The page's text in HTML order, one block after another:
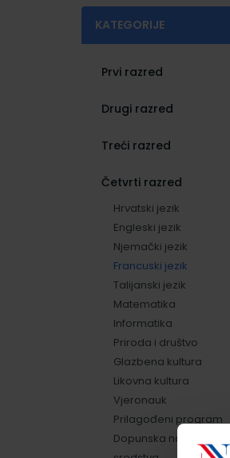
KATEGORIJE
Prvi razred
Drugi razred
Treći razred
Četvrti razred
Hrvatski jezik
Engleski jezik
Njemački jezik
Francuski jezik
Talijanski jezik
Matematika
Informatika
Priroda i društvo
Glazbena kultura
Likovna kultura
Vjeronauk
Prilagođeni program
Dopunska nastavna